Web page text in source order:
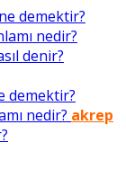
demektir?
nedir?
denir?
demektir?
nedir? akrep